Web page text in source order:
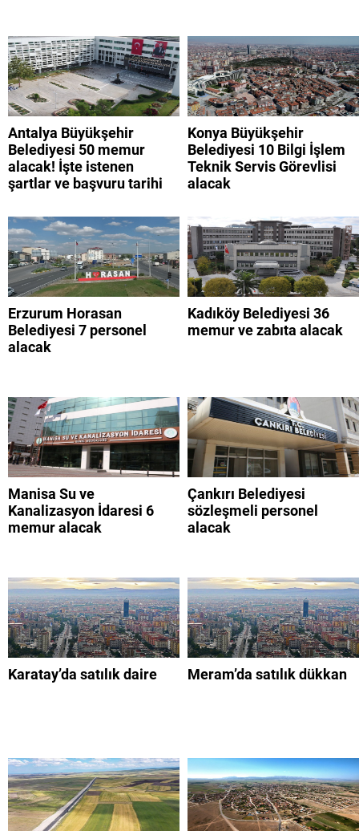
Antalya Büyükşehir
Belediyesi 50 memur
alacak! İşte istenen
şartlar ve başvuru tarihi
Konya Büyükşehir
Belediyesi 10 Bilgi İşlem
Teknik Servis Görevlisi
alacak
Erzurum Horasan
Belediyesi 7 personel
alacak
Kadıköy Belediyesi 36
memur ve zabıta alacak
Manisa Su ve
Kanalizasyon İdaresi 6
memur alacak
Çankırı Belediyesi
sözleşmeli personel
alacak
Karatay’da satılık daire Meram’da satılık dükkan